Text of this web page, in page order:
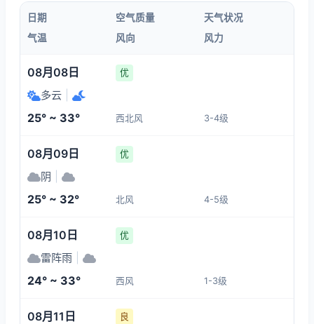
日期 空气质量
天气状况
气温
风向 风力
08月08日 优
多云
25° ~ 33° 西北风 3-4级
08月09日 优
阴
25° ~ 32° 北风 4-5级
08月10日 优
雷阵雨
24° ~ 33° 西风 1-3级
08月11日 良